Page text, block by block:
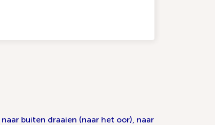
buiten draaien (naar het oor), naar